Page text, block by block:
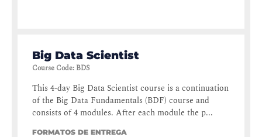
Big Data Scientist
Course Code: BDS
This 4-day Big Data Scientist course is a continuation
of the Big Data Fundamentals (BDF) course and
consists of 4 modules. After each module the p...
FORMATOS DE ENTREGA